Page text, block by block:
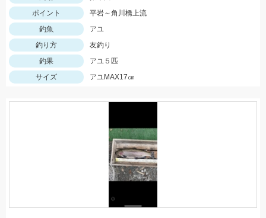
ポイント
平岩～角川橋上流
釣魚
アユ
釣り方
友釣り
釣果
アユ５匹
サイズ
アユMAX17㎝